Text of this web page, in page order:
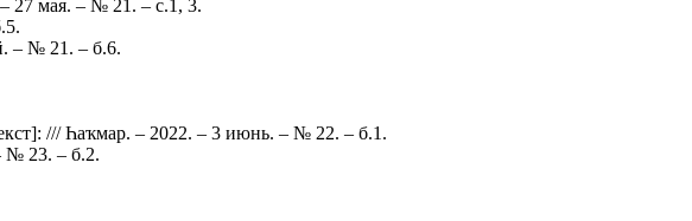
27 мая. – № 21. – с.1, 3.
– № 21. – б.6.
/// Һаҡмар. – 2022. – 3 июнь. – № 22. – б.1.
№ 23. – б.2.